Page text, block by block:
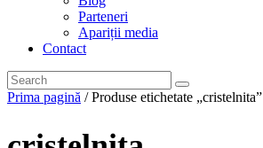
Parteneri
Apariții media
Contact
Prima pagină / Produse etichetate „cristelnita”